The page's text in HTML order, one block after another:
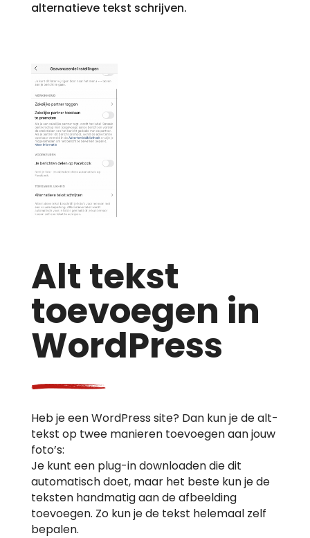
alternatieve tekst schrijven.
Alt tekst
toevoegen in
WordPress
Heb je een WordPress site? Dan kun je de alt-
tekst op twee manieren toevoegen aan jouw
foto’s:
Je kunt een plug-in downloaden die dit
automatisch doet, maar het beste kun je de
teksten handmatig aan de afbeelding
toevoegen. Zo kun je de tekst helemaal zelf
bepalen.